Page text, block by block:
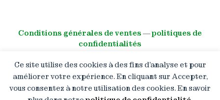
Ce site utilise des cookies à des fins d’analyse et pour
améliorer votre expérience. En cliquant sur Accepter,
vous consentez à notre utilisation des cookies. En savoir
Conditions générales de ventes ―politiques de
confidentialités
© All right reserved
Boutique en congé : Les
commandes restent ouvertes